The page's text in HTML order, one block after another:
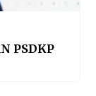
PSDKP